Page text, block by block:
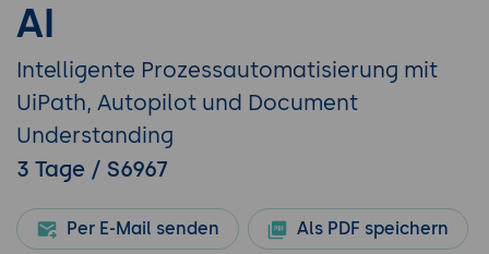
AI
Intelligente Prozessautomatisierung mit
UiPath, Autopilot und Document
Understanding
3 Tage / S6967
Per E-Mail senden Als PDF speichern